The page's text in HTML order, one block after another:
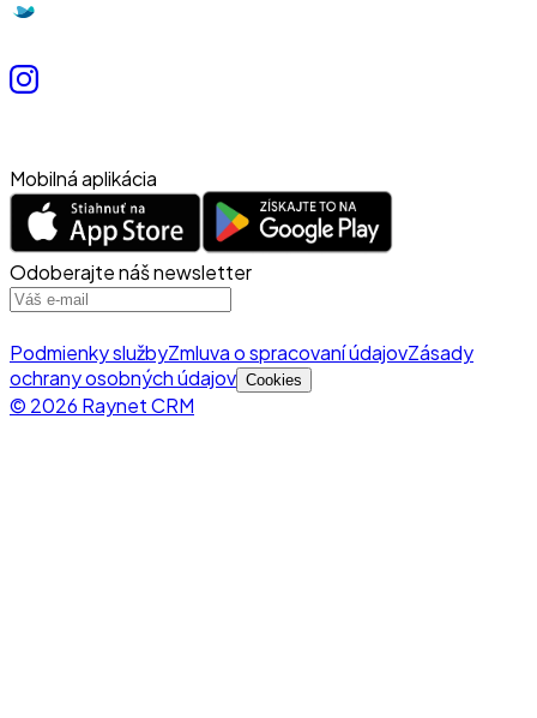
Mobilná aplikácia
Odoberajte náš newsletter
Podmienky službyZmluva o spracovaní údajovZásady
ochrany osobných údajov Cookies
© 2026 Raynet CRM